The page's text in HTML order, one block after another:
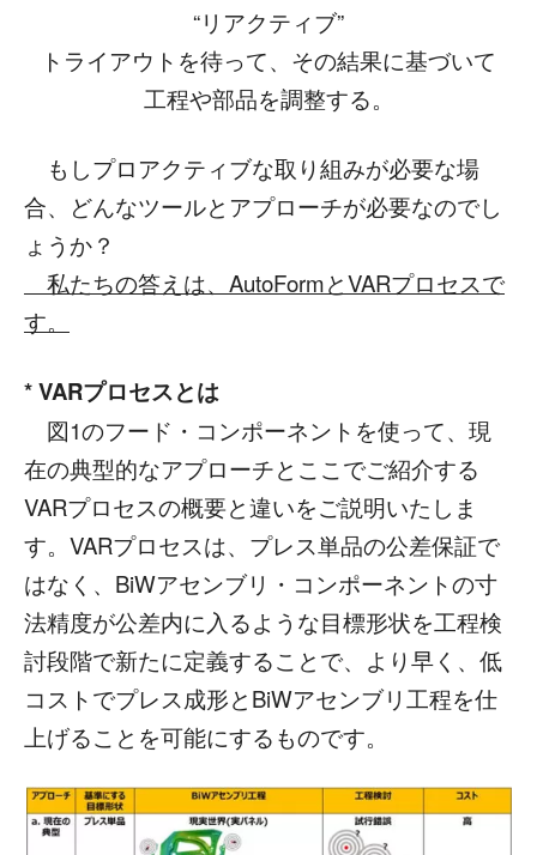
“リアクティブ”
トライアウトを待って、その結果に基づいて
工程や部品を調整する。
もしプロアクティブな取り組みが必要な場
合、どんなツールとアプローチが必要なのでし
ょうか？
私たちの答えは、AutoFormとVARプロセスで
す。
* VARプロセスとは
図1のフード・コンポーネントを使って、現
在の典型的なアプローチとここでご紹介する
VARプロセスの概要と違いをご説明いたしま
す。VARプロセスは、プレス単品の公差保証で
はなく、BiWアセンブリ・コンポーネントの寸
法精度が公差内に入るような目標形状を工程検
討段階で新たに定義することで、より早く、低
コストでプレス成形とBiWアセンブリ工程を仕
上げることを可能にするものです。